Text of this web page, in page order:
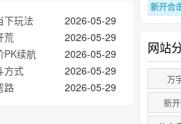
2026-05-29
下玩法
2026-05-29
荒
2026-05-29
PK续航
2026-05-29
方式
2026-05-29
路
新开合
网站
万
新